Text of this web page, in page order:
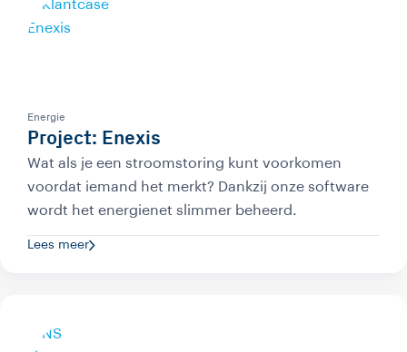
Energie
Project: Enexis
Wat als je een stroomstoring kunt voorkomen
voordat iemand het merkt? Dankzij onze software
wordt het energienet slimmer beheerd.
Lees meer